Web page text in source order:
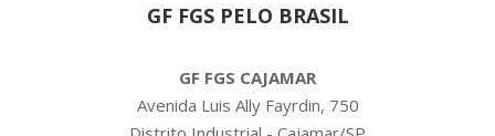
GF FGS PELO BRASIL
GF FGS CAJAMAR
Avenida Luis Ally Fayrdin, 750